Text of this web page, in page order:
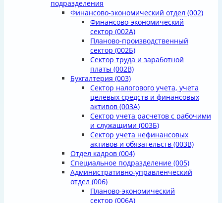
подразделения
Финансово-экономический отдел (002)
Финансово-экономический
сектор (002А)
Планово-производственный
сектор (002Б)
Сектор труда и заработной
платы (002В)
Бухгалтерия (003)
Сектор налогового учета, учета
целевых средств и финансовых
активов (003А)
Сектор учета расчетов с рабочими
и служащими (003Б)
Сектор учета нефинансовых
активов и обязательств (003В)
Отдел кадров (004)
Специальное подразделение (005)
Административно-управленческий
отдел (006)
Планово-экономический
сектор (006А)